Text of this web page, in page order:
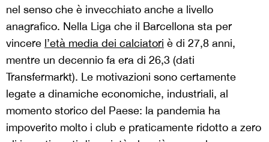
nel senso che è invecchiato anche a livello
anagrafico. Nella Liga che il Barcellona sta per
vincere l’età media dei calciatori è di 27,8 anni,
mentre un decennio fa era di 26,3 (dati
Transfermarkt). Le motivazioni sono certamente
legate a dinamiche economiche, industriali, al
momento storico del Paese: la pandemia ha
impoverito molto i club e praticamente ridotto a zero